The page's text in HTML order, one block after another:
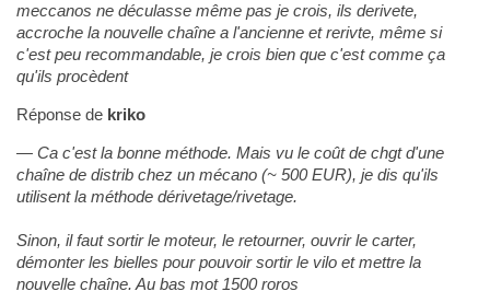
meccanos ne déculasse même pas je crois, ils derivete,
accroche la nouvelle chaîne a l'ancienne et rerivte, même si
c'est peu recommandable, je crois bien que c'est comme ça
qu'ils procèdent
Réponse de kriko
Ca c'est la bonne méthode. Mais vu le coût de chgt d'une
chaîne de distrib chez un mécano (~ 500 EUR), je dis qu'ils
utilisent la méthode dérivetage/rivetage.
Sinon, il faut sortir le moteur, le retourner, ouvrir le carter,
démonter les bielles pour pouvoir sortir le vilo et mettre la
nouvelle chaîne. Au bas mot 1500 roros